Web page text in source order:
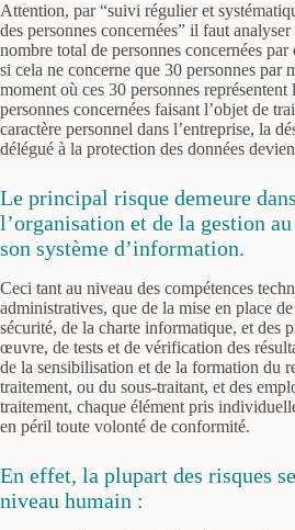
Attention, par “suivi régulier et
des personnes concernées” il faut
nombre total de personnes concernées
si cela ne concerne que 30 personnes par
moment où ces 30 personnes représentent
personnes concernées faisant l’objet de
caractère personnel dans l’entreprise, la
délégué à la protection des données
Le principal risque demeure
l’organisation et de la gestion
son système d’information.
Ceci tant au niveau des compétences
administratives, que de la mise en place
sécurité, de la charte informatique, et des
œuvre, de tests et de vérification des
de la sensibilisation et de la formation du
traitement, ou du sous-traitant, et des
traitement, chaque élément pris
en péril toute volonté de conformité.
En effet, la plupart des risques
niveau humain :